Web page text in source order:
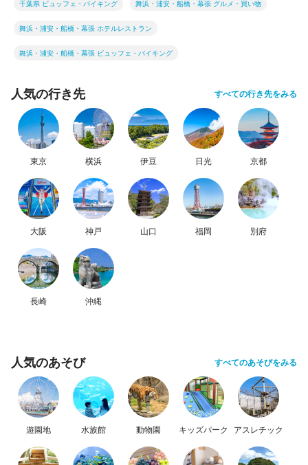
千葉県 ビュッフェ・バイキング 舞浜・浦安・船橋・幕張 グルメ・買い物
舞浜・浦安・船橋・幕張 ホテルレストラン
舞浜・浦安・船橋・幕張 ビュッフェ・バイキング
人気の行き先 すべての行き先をみる
東京 横浜 伊豆 日光 京都
大阪 神戸 山口 福岡 別府
長崎 沖縄
人気のあそび すべてのあそびをみる
遊園地 水族館 動物園 キッズパーク アスレチック